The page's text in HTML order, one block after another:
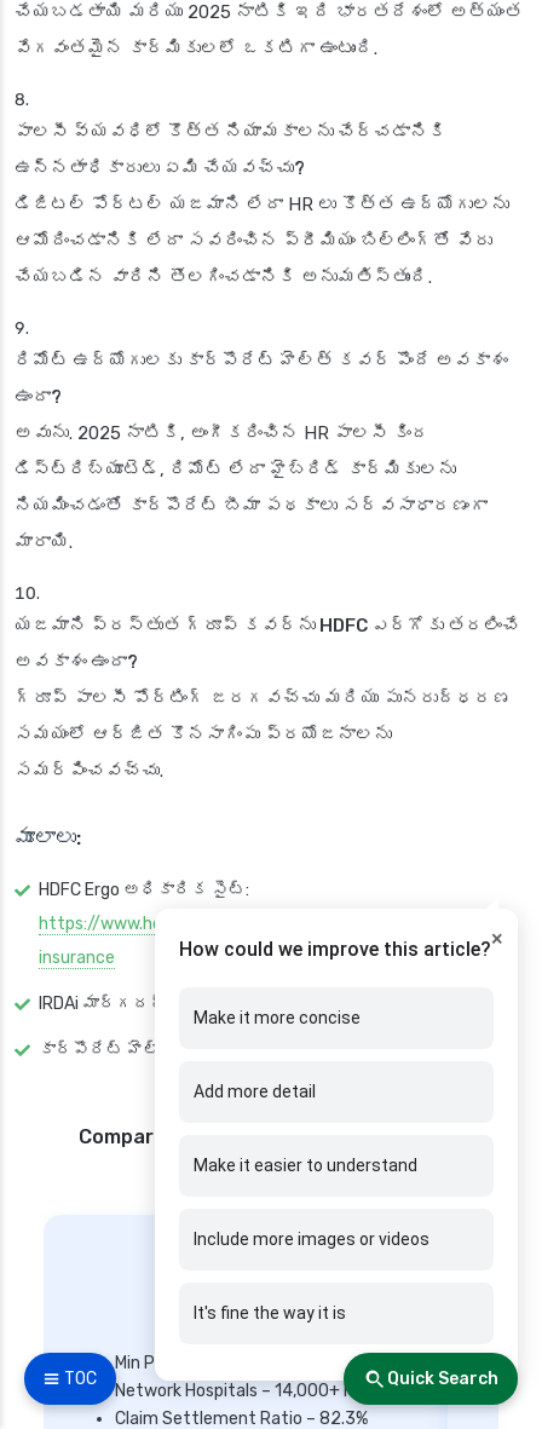
☰ TOC
చేయబడతాయి మరియు 2025 నాటికి ఇది భారతదేశంలో అత్యంత
వేగవంతమైన కార్మికులలో ఒకటిగా ఉంటుంది.
పాలసీ వ్యవధిలో కొత్త నియామకాలను చేర్చడానికి
ఉన్నతాధికారులు ఏమి చేయవచ్చు?
డిజిటల్ పోర్టల్ యజమాని లేదా HR లు కొత్త ఉద్యోగులను
ఆమోదించడానికి లేదా సవరించిన ప్రీమియం బిల్లింగ్‌తో వేరు
చేయబడిన వారిని తొలగించడానికి అనుమతిస్తుంది.
రిమోట్ ఉద్యోగులకు కార్పొరేట్ హెల్త్ కవర్ పొందే అవకాశం
ఉందా?
అవును. 2025 నాటికి, అంగీకరించిన HR పాలసీ కింద
డిస్ట్రిబ్యూటెడ్, రిమోట్ లేదా హైబ్రిడ్ కార్మికులను
నియమించడంతో కార్పొరేట్ బీమా పథకాలు సర్వసాధారణంగా
మారాయి.
యజమాని ప్రస్తుత గ్రూప్ కవర్‌ను HDFC ఎర్గోకు తరలించే
అవకాశం ఉందా?
గ్రూప్ పాలసీ పోర్టింగ్ జరగవచ్చు మరియు పునరుద్ధరణ
సమయంలో ఆర్జిత కొనసాగింపు ప్రయోజనాలను
సమర్పించవచ్చు.
మూలాలు:
HDFC Ergo అధికారిక సైట్:
https://www.hdfcergo.com/group-insurance/group-health-
insurance
IRDAi మార్గదర్శకాలు:
కార్పొరేట్ హెల్త్ ట్రెండ్స్ 2025 – ఇండియా హెచ్‌ఆర్ జర్నల్
Compare & Apply Best Health Insurance
Providers in India
Star Health
Min Premium – ₹ 3600/year
Network Hospitals – 14,000+ hospitals
Claim Settlement Ratio – 82.3%
×
How could we improve this article?
Make it more concise
Add more detail
Make it easier to understand
Include more images or videos
It's fine the way it is
Quick Search